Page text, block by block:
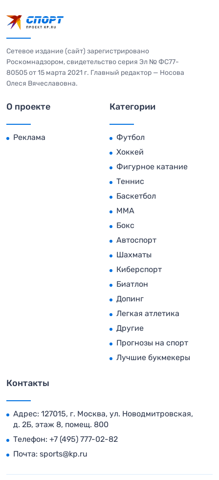
Сетевое издание (сайт) зарегистрировано
Роскомнадзором, свидетельство серия Эл № ФС77-
80505 от 15 марта 2021 г. Главный редактор — Носова
Олеся Вячеславовна.
О проекте
Реклама
Категории
Футбол
Хоккей
Фигурное катание
Теннис
Баскетбол
MMA
Бокс
Автоспорт
Шахматы
Киберспорт
Биатлон
Допинг
Легкая атлетика
Другие
Прогнозы на спорт
Лучшие букмекеры
Контакты
Адрес: 127015, г. Москва, ул. Новодмитровская,
д. 2Б, этаж 8, помещ. 800
Телефон: +7 (495) 777-02-82
Почта: sports@kp.ru